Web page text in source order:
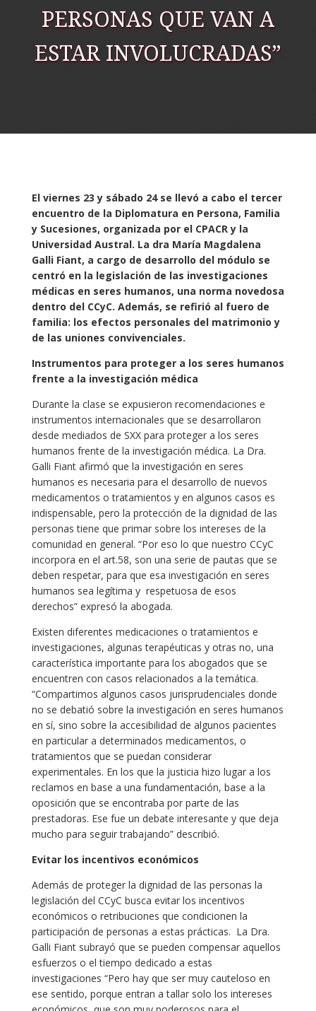
PERSONAS QUE VAN A
ESTAR INVOLUCRADAS”
El viernes 23 y sábado 24 se llevó a cabo el tercer
encuentro de la Diplomatura en Persona, Familia
y Sucesiones, organizada por el CPACR y la
Universidad Austral. La dra María Magdalena
Galli Fiant, a cargo de desarrollo del módulo se
centró en la legislación de las investigaciones
médicas en seres humanos, una norma novedosa
dentro del CCyC. Además, se refirió al fuero de
familia: los efectos personales del matrimonio y
de las uniones convivenciales.
Instrumentos para proteger a los seres humanos
frente a la investigación médica
Durante la clase se expusieron recomendaciones e
instrumentos internacionales que se desarrollaron
desde mediados de SXX para proteger a los seres
humanos frente de la investigación médica. La Dra.
Galli Fiant afirmó que la investigación en seres
humanos es necesaria para el desarrollo de nuevos
medicamentos o tratamientos y en algunos casos es
indispensable, pero la protección de la dignidad de las
personas tiene que primar sobre los intereses de la
comunidad en general. “Por eso lo que nuestro CCyC
incorpora en el art.58, son una serie de pautas que se
deben respetar, para que esa investigación en seres
humanos sea legítima y respetuosa de esos
derechos” expresó la abogada.
Existen diferentes medicaciones o tratamientos e
investigaciones, algunas terapéuticas y otras no, una
característica importante para los abogados que se
encuentren con casos relacionados a la temática.
“Compartimos algunos casos jurisprudenciales donde
no se debatió sobre la investigación en seres humanos
en sí, sino sobre la accesibilidad de algunos pacientes
en particular a determinados medicamentos, o
tratamientos que se puedan considerar
experimentales. En los que la justicia hizo lugar a los
reclamos en base a una fundamentación, base a la
oposición que se encontraba por parte de las
prestadoras. Ese fue un debate interesante y que deja
mucho para seguir trabajando” describió.
Evitar los incentivos económicos
Además de proteger la dignidad de las personas la
legislación del CCyC busca evitar los incentivos
económicos o retribuciones que condicionen la
participación de personas a estas prácticas. La Dra.
Galli Fiant subrayó que se pueden compensar aquellos
esfuerzos o el tiempo dedicado a estas
investigaciones “Pero hay que ser muy cauteloso en
ese sentido, porque entran a tallar solo los intereses